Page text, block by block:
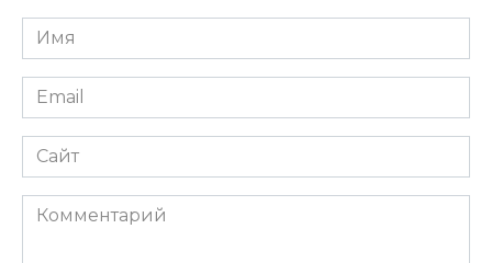
Имя
*
Email
*
Сайт
Комментарий